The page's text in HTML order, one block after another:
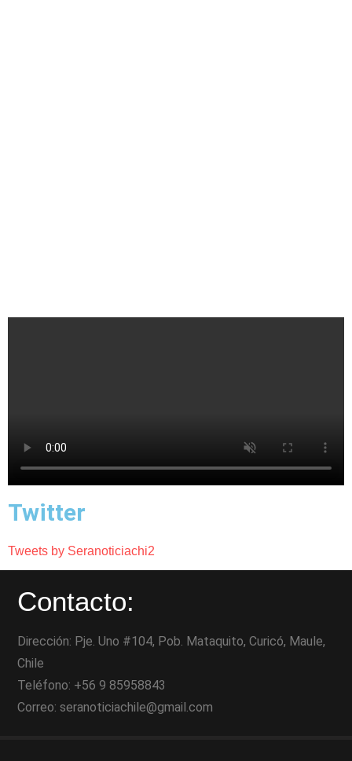
Twitter
Tweets by Seranoticiachi2
Contacto:
Dirección: Pje. Uno #104, Pob. Mataquito, Curicó, Maule,
Chile
Teléfono: +56 9 85958843
Correo: seranoticiachile@gmail.com